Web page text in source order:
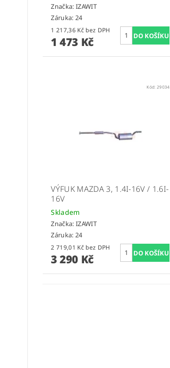
Značka: IZAWIT
Záruka: 24
1 217,36 Kč bez DPH
1 473 Kč
Kód: 29034
VÝFUK MAZDA 3, 1.4I-16V / 1.6I-
16V
Skladem
Značka: IZAWIT
Záruka: 24
2 719,01 Kč bez DPH
3 290 Kč